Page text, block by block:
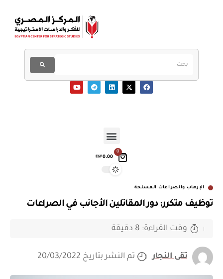
0
EGP0.00
الإرهاب والصراعات المسلحة
توظيف متكرر: دور المقاتلين الأجانب في الصراعات
تقى النجار تم النشر بتاريخ 20/03/2022
وقت القراءة: 8 دقيقة